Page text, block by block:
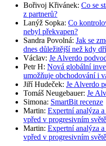
Bořivoj Křivánek: Co se
z partnerů?
Lanýž Sopka: Co
nebyl překvapen?
Sandra Povolná: Jak se
dnes důležitější než kdy
Václav: Je Alverdo
Petr H: Nová globální
umožňuje obchodování i
Jiří Hudeček: Je Alverdo
Tomáš Neugebauer: Je
Simona: SmartBit recenze
Martin: Expertní analýza
vpřed v progresivním
Martin: Expertní analýza
vpřed v progresivním